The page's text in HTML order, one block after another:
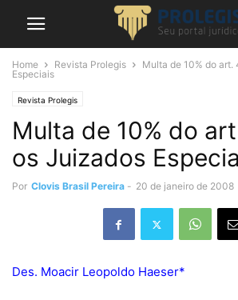
Home Revista Prolegis
Multa de 10% do
Especiais
Revista Prolegis
Multa de 10% do
os Juizados
Por Clovis Brasil Pereira - 20 de janeiro de 2008
Des. Moacir Leopoldo Haeser*